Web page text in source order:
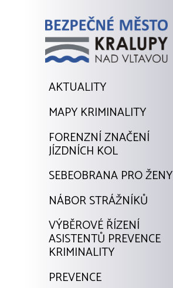
AKTUALITY
MAPY KRIMINALITY
FORENZNÍ ZNAČENÍ
JÍZDNÍCH KOL
SEBEOBRANA PRO ŽENY
NÁBOR STRÁŽNÍKŮ
VÝBĚROVÉ ŘÍZENÍ
ASISTENTŮ PREVENCE
KRIMINALITY
PREVENCE